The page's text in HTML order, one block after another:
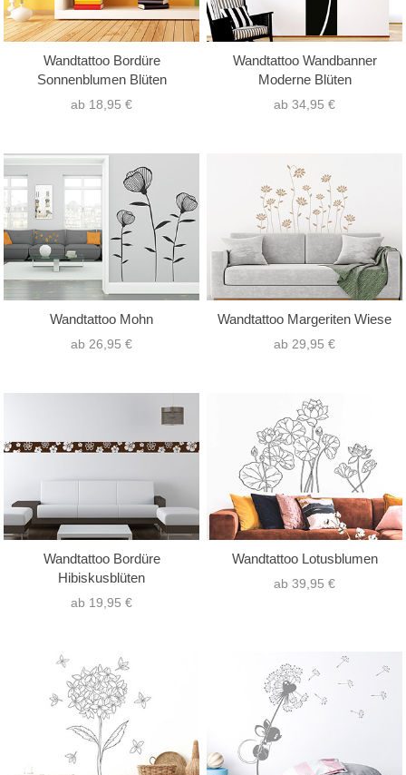
Wandtattoo Bordüre
Sonnenblumen Blüten
ab 18,95 €
Wandtattoo Wandbanner
Moderne Blüten
ab 34,95 €
Wandtattoo Mohn
ab 26,95 €
Wandtattoo Margeriten Wiese
ab 29,95 €
Wandtattoo Bordüre
Hibiskusblüten
ab 19,95 €
Wandtattoo Lotusblumen
ab 39,95 €